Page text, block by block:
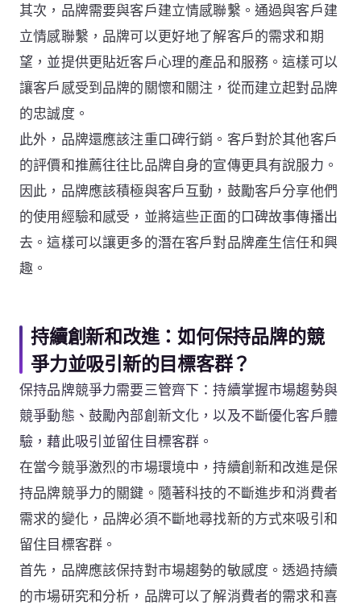
其次，品牌需要與客戶建立情感聯繫。通過與客戶建
立情感聯繫，品牌可以更好地了解客戶的需求和期
望，並提供更貼近客戶心理的產品和服務。這樣可以
讓客戶感受到品牌的關懷和關注，從而建立起對品牌
的忠誠度。
此外，品牌還應該注重口碑行銷。客戶對於其他客戶
的評價和推薦往往比品牌自身的宣傳更具有說服力。
因此，品牌應該積極與客戶互動，鼓勵客戶分享他們
的使用經驗和感受，並將這些正面的口碑故事傳播出
去。這樣可以讓更多的潛在客戶對品牌產生信任和興
趣。
持續創新和改進：如何保持品牌的競
爭力並吸引新的目標客群？
保持品牌競爭力需要三管齊下：持續掌握市場趨勢與
競爭動態、鼓勵內部創新文化，以及不斷優化客戶體
驗，藉此吸引並留住目標客群。
在當今競爭激烈的市場環境中，持續創新和改進是保
持品牌競爭力的關鍵。隨著科技的不斷進步和消費者
需求的變化，品牌必須不斷地尋找新的方式來吸引和
留住目標客群。
首先，品牌應該保持對市場趨勢的敏感度。透過持續
的市場研究和分析，品牌可以了解消費者的需求和喜